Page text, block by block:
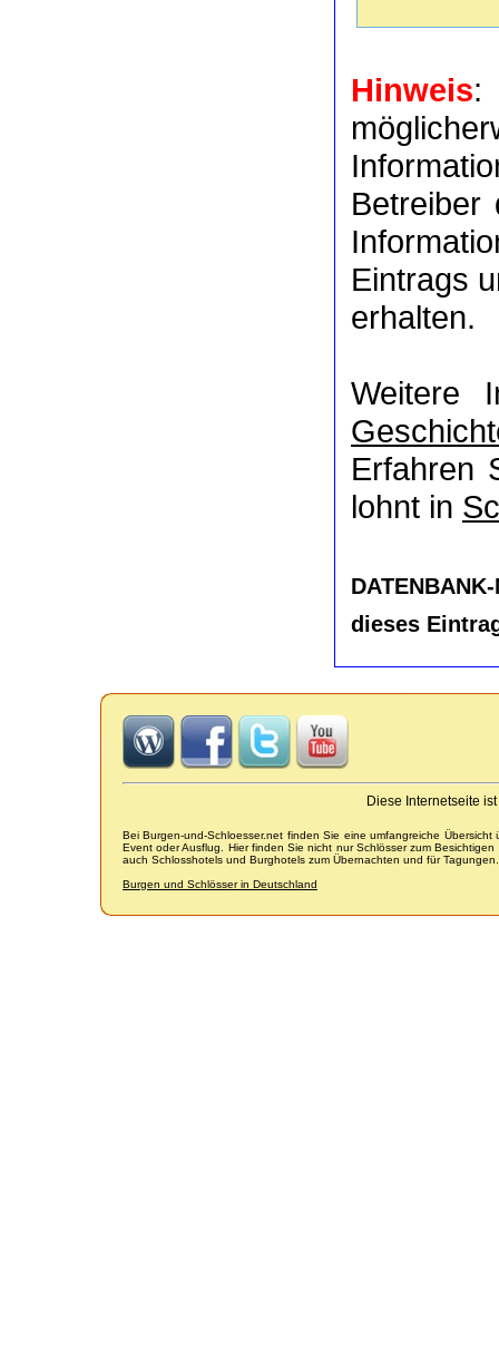
Hinweis:
Eintrags
erhalten.
Weitere
Erfahren
lohnt in
dieses
Diese Internetseite
Bei Burgen-und-Schloesser.net finden Sie eine umfangreiche
Event oder Ausflug. Hier finden Sie nicht nur Schlösser zum
auch Schlosshotels und Burghotels zum Übernachten und für Tagungen.
Burgen und Schlösser in Deutschland